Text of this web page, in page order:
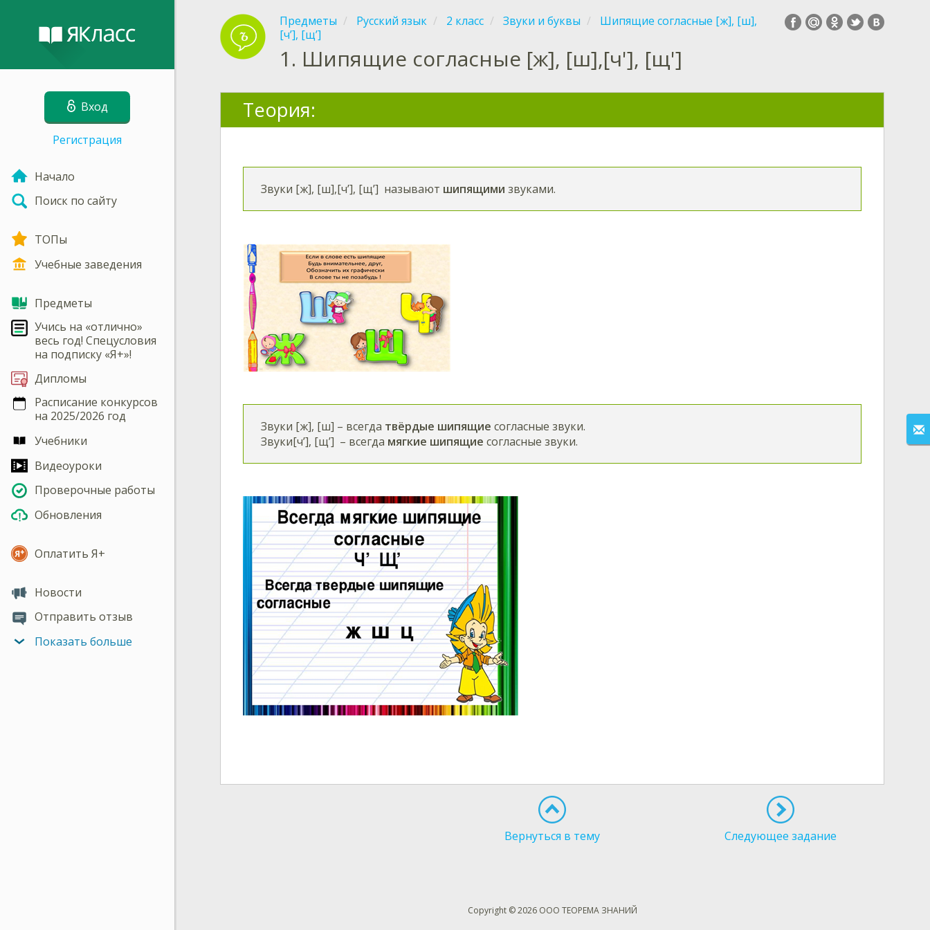
Вход
Регистрация
Начало
Поиск по сайту
ТОПы
Учебные заведения
Предметы
Учись на «отлично»
весь год! Спецусловия
на подписку «Я+»!
Дипломы
Расписание конкурсов
на 2025/2026 год
Учебники
Видеоуроки
Проверочные работы
Обновления
Оплатить Я+
Новости
Отправить отзыв
Показать больше
Предметы Русский язык 2 класс Звуки и буквы
Шипящие согласные [ж], [ш],
[ч’], [щ’]
1. Шипящие согласные [ж], [ш],[ч'], [щ']
Теория:
Звуки [ж], [ш],[ч’], [щ’] называют шипящими звуками.
Звуки [ж], [ш] – всегда твёрдые шипящие согласные звуки.
Звуки[ч’], [щ’] – всегда мягкие шипящие согласные звуки.
Вернуться в тему Следующее задание
Copyright © 2026 ООО ТЕОРЕМА ЗНАНИЙ